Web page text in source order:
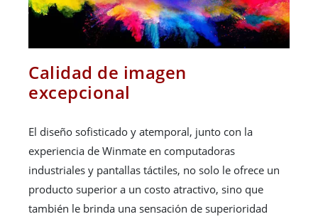
Calidad de imagen
excepcional
El diseño sofisticado y atemporal, junto con la
experiencia de Winmate en computadoras
industriales y pantallas táctiles, no solo le ofrece un
producto superior a un costo atractivo, sino que
también le brinda una sensación de superioridad